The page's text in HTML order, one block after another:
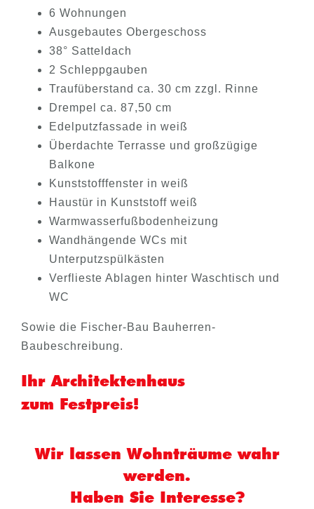
6 Wohnungen
Ausgebautes Obergeschoss
38° Satteldach
2 Schleppgauben
Traufüberstand ca. 30 cm zzgl. Rinne
Drempel ca. 87,50 cm
Edelputzfassade in weiß
Überdachte Terrasse und großzügige
Balkone
Kunststofffenster in weiß
Haustür in Kunststoff weiß
Warmwasserfußbodenheizung
Wandhängende WCs mit
Unterputzspülkästen
Verflieste Ablagen hinter Waschtisch und
WC
Sowie die Fischer-Bau Bauherren-
Baubeschreibung.
Ihr Architektenhaus
zum Festpreis!
Wir lassen Wohnträume wahr
werden.
Haben Sie Interesse?